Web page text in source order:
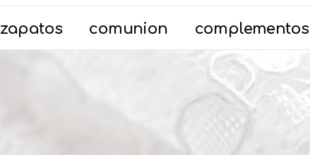
zapatos comunion complementos